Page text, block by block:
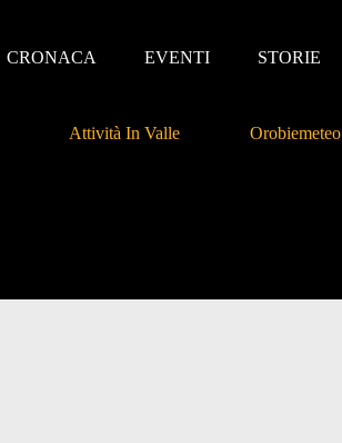
CRONACA EVENTI STORIE
Attività In Valle Orobiemeteo